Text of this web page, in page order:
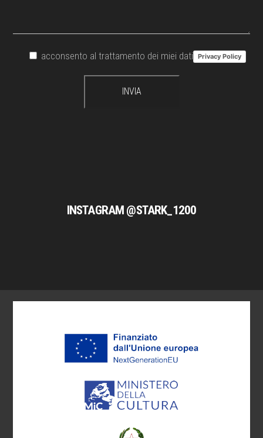
INSTAGRAM @STARK_1200
acconsento al trattamento dei miei dati Privacy Policy